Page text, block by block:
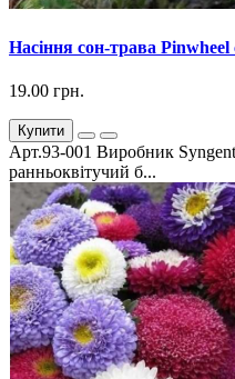
Насіння сон-трава
19.00 грн.
Купити
Арт.93-001 Виробник
ранньоквітучий б...